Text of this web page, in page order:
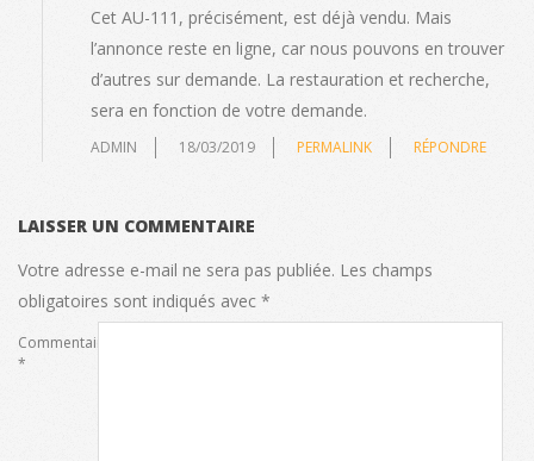
Cet AU-111, précisément, est déjà vendu. Mais
l’annonce reste en ligne, car nous pouvons en trouver
d’autres sur demande. La restauration et recherche,
sera en fonction de votre demande.
ADMIN 18/03/2019 PERMALINK RÉPONDRE
LAISSER UN COMMENTAIRE
Votre adresse e-mail ne sera pas publiée. Les champs
obligatoires sont indiqués avec *
Commentaire
*